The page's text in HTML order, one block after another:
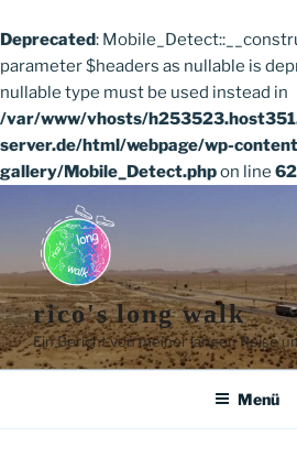
Deprecated:
parameter $headers as nullable is
nullable type must be used instead in
/var/www/vhosts/
server.de/html/webpage/wp-
gallery/Mobile_Detect.phpon line
springen
rico's long walk
Ein Bericht von meiner langen Reise
Menü